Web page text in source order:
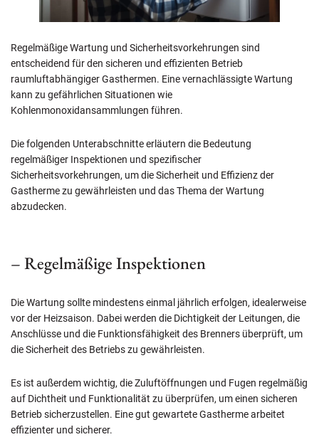
Regelmäßige Wartung und Sicherheitsvorkehrungen sind
entscheidend für den sicheren und effizienten Betrieb
raumluftabhängiger Gasthermen. Eine vernachlässigte Wartung
kann zu gefährlichen Situationen wie
Kohlenmonoxidansammlungen führen.
Die folgenden Unterabschnitte erläutern die Bedeutung
regelmäßiger Inspektionen und spezifischer
Sicherheitsvorkehrungen, um die Sicherheit und Effizienz der
Gastherme zu gewährleisten und das Thema der Wartung
abzudecken.
– Regelmäßige Inspektionen
Die Wartung sollte mindestens einmal jährlich erfolgen, idealerweise
vor der Heizsaison. Dabei werden die Dichtigkeit der Leitungen, die
Anschlüsse und die Funktionsfähigkeit des Brenners überprüft, um
die Sicherheit des Betriebs zu gewährleisten.
Es ist außerdem wichtig, die Zuluftöffnungen und Fugen regelmäßig
auf Dichtheit und Funktionalität zu überprüfen, um einen sicheren
Betrieb sicherzustellen. Eine gut gewartete Gastherme arbeitet
effizienter und sicherer.